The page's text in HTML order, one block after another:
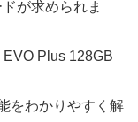
が求められま
Plus 128GB
をわかりやすく解